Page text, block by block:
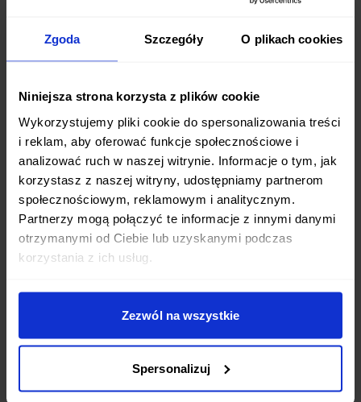
Zgoda Szczegóły O plikach cookies
Niniejsza strona korzysta z plików cookie
Wykorzystujemy pliki cookie do spersonalizowania treści
i reklam, aby oferować funkcje społecznościowe i
analizować ruch w naszej witrynie. Informacje o tym, jak
korzystasz z naszej witryny, udostępniamy partnerom
społecznościowym, reklamowym i analitycznym.
Partnerzy mogą połączyć te informacje z innymi danymi
otrzymanymi od Ciebie lub uzyskanymi podczas
korzystania z ich usług.
Zezwól na wszystkie
Spersonalizuj
środowisku medycznym. Zdaniem wielu ekspertów jest to
sposób odżywiania potencjalnie szkodliwy dla zdrowia.
konieczność zbilansowania diety i nie zalecają tak
wysokiego spożycia tłuszczów zwierzęcych. Pojawiają się
obawy, że długotrwałe stosowanie diety optymalnej może
mieć negatywne konsekwencje zdrowotne.
Rekomendacje i przeciwwskazania
Specjaliści są zgodni, że dieta optymalnanie powinna być
stosowana przez:
Osoby z cukrzycą lub insulinoopornością